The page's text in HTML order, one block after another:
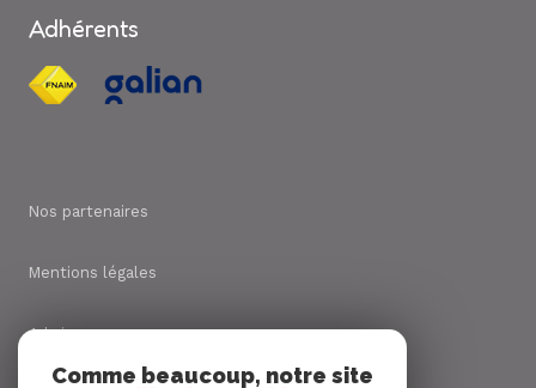
Adhérents
Nos partenaires
Mentions légales
Admin
Comme beaucoup, notre site